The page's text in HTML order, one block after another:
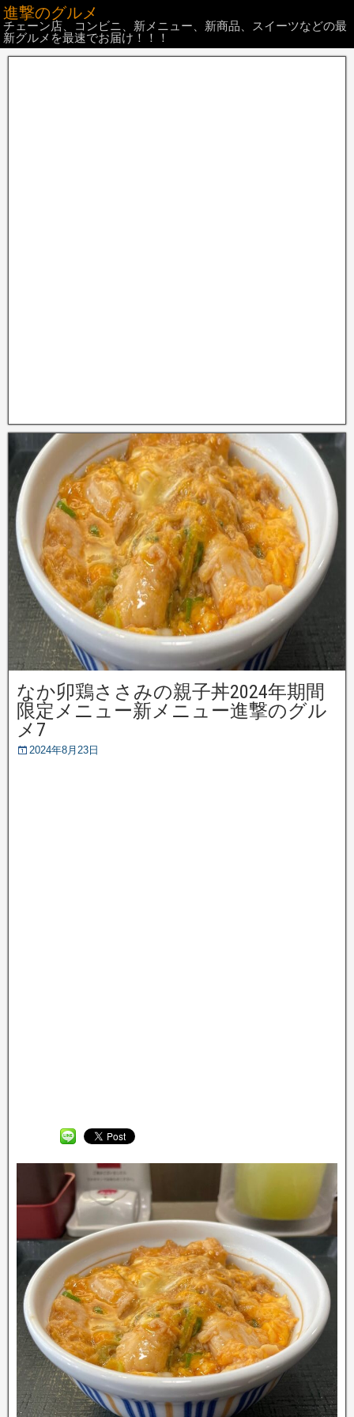
進撃のグルメ
チェーン店、コンビニ、新メニュー、新商品、スイーツなどの最
新グルメを最速でお届け！！！
なか卯鶏ささみの親子丼2024年期間
限定メニュー新メニュー進撃のグル
メ7
2024年8月23日